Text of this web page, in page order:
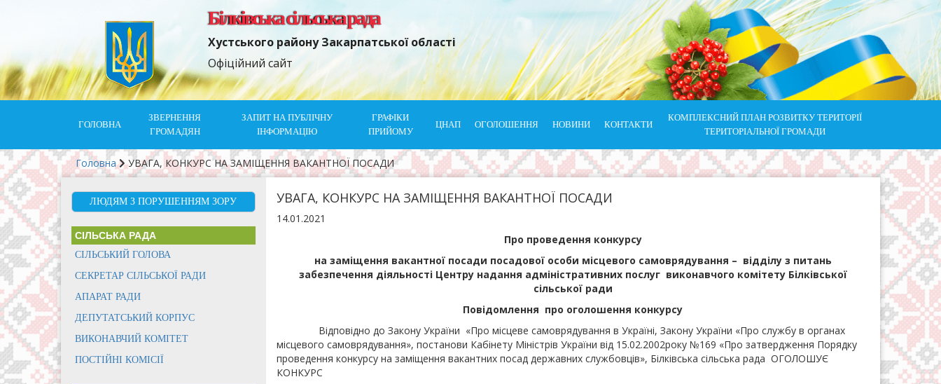
Білківська сільська рада
Хустського району Закарпатської області
Офіційний сайт
ГОЛОВНА
ЗВЕРНЕННЯ
ГРОМАДЯН
ЗАПИТ НА ПУБЛІЧНУ
ІНФОРМАЦІЮ
ГРАФІКИ
ПРИЙОМУ
ЦНАП ОГОЛОШЕННЯ НОВИНИ КОНТАКТИ
КОМПЛЕКСНИЙ ПЛАН РОЗВИТКУ ТЕРИТОРІЇ
ТЕРИТОРІАЛЬНОЇ ГРОМАДИ
Головна УВАГА, КОНКУРС НА ЗАМІЩЕННЯ ВАКАНТНОЇ ПОСАДИ
ЛЮДЯМ З ПОРУШЕННЯМ ЗОРУ
СІЛЬСЬКА РАДА
СІЛЬСЬКИЙ ГОЛОВА
СЕКРЕТАР СІЛЬСЬКОЇ РАДИ
АПАРАТ РАДИ
ДЕПУТАТСЬКИЙ КОРПУС
ВИКОНАВЧИЙ КОМІТЕТ
ПОСТІЙНІ КОМІСІЇ
УВАГА, КОНКУРС НА ЗАМІЩЕННЯ ВАКАНТНОЇ ПОСАДИ
14.01.2021
Про проведення конкурсу
на заміщення вакантної посади посадової особи місцевого самоврядування – відділу з питань
забезпечення діяльності Центру надання адміністративних послуг виконавчого комітету Білківської
сільської ради
Повідомлення про оголошення конкурсу
Відповідно до Закону України «Про місцеве самоврядування в Україні, Закону України «Про службу в органах
місцевого самоврядування», постанови Кабінету Міністрів України від 15.02.2002року №169 «Про затвердження Порядку
проведення конкурсу на заміщення вакантних посад державних службовців», Білківська сільська рада ОГОЛОШУЄ
КОНКУРС